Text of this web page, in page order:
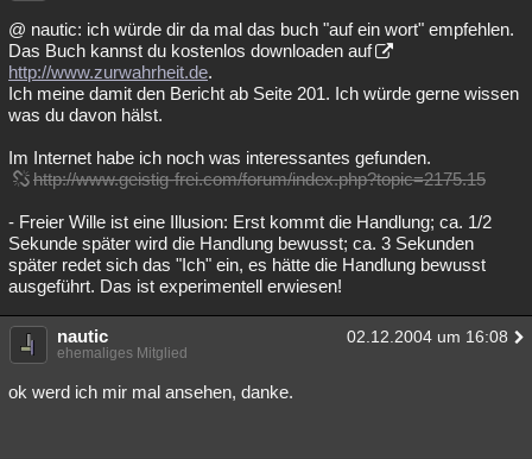
@ nautic: ich würde dir da mal das buch "auf ein wort" empfehlen.
Das Buch kannst du kostenlos downloaden auf
http://www.zurwahrheit.de.
Ich meine damit den Bericht ab Seite 201. Ich würde gerne wissen
was du davon hälst.
Im Internet habe ich noch was interessantes gefunden.
http://www.geistig-frei.com/forum/index.php?topic=2175.15
- Freier Wille ist eine Illusion: Erst kommt die Handlung; ca. 1/2
Sekunde später wird die Handlung bewusst; ca. 3 Sekunden
später redet sich das "Ich" ein, es hätte die Handlung bewusst
ausgeführt. Das ist experimentell erwiesen!
nautic 02.12.2004 um 16:08
ehemaliges Mitglied
ok werd ich mir mal ansehen, danke.